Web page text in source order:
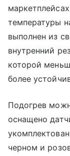
температуры
выполнен из
внутренний
которой
более
Подогрев
оснащено
черном и